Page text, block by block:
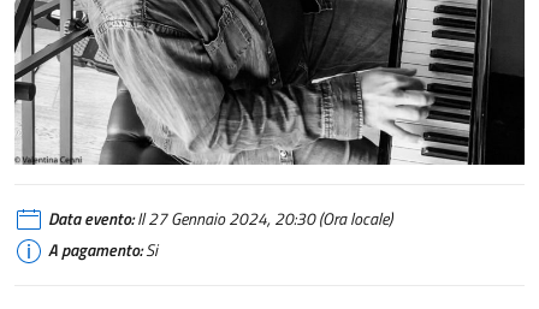
Data evento:Il 27 Gennaio 2024, 20:30 (Ora locale)
A pagamento:Si